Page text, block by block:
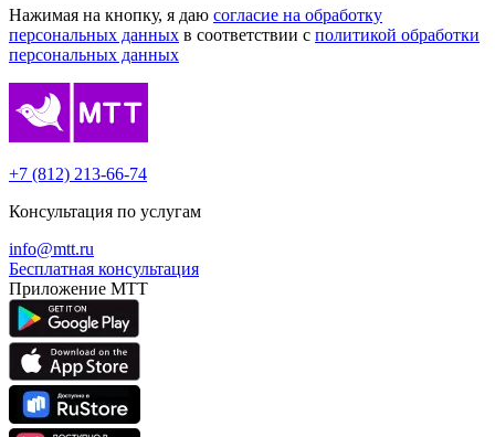
Нажимая на кнопку, я даю согласие на обработку
персональных данных в соответствии с политикой обработки
персональных данных
+7 (812) 213-66-74
Консультация по услугам
info@mtt.ru
Бесплатная консультация
Приложение МТТ